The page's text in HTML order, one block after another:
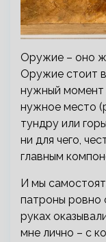
Оружие – оно ж
Оружие стоит
нужный момент
нужное место
тундру или
ни для чего,
главным
И мы
патроны ровно
руках
мне лично – с